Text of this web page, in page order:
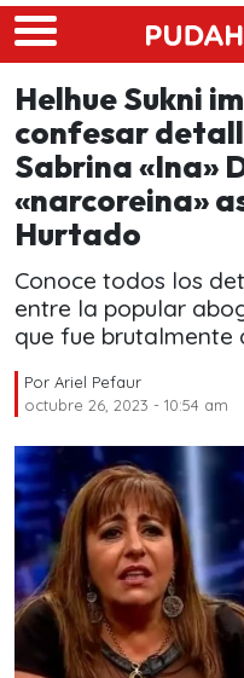
Skip to main content
Helhue Sukni
confesar
Sabrina «Ina»
«narcoreina»
Hurtado
Conoce todos los
entre la popular
que fue brutalmente
Por Ariel Pefaur
octubre 26, 2023 - 10:54 am